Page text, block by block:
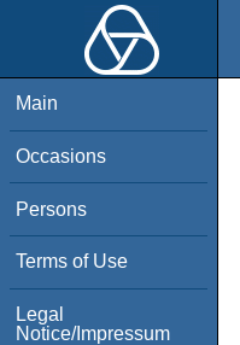
Main
Occasions
Persons
Terms of Use
Legal
Notice/Impressum